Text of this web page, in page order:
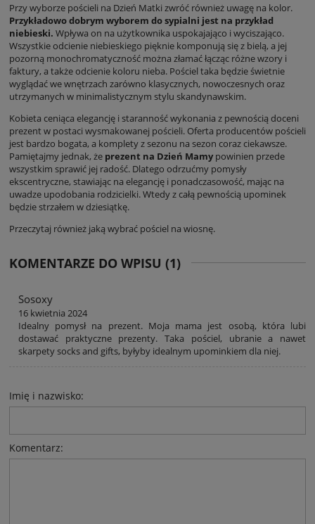
Przy wyborze pościeli na Dzień Matki zwróć również uwagę na kolor.
Przykładowo dobrym wyborem do sypialni jest na przykład
niebieski. Wpływa on na użytkownika uspokajająco i wyciszająco.
Wszystkie odcienie niebieskiego pięknie komponują się z bielą, a jej
pozorną monochromatyczność można złamać łącząc różne wzory i
faktury, a także odcienie koloru nieba. Pościel taka będzie świetnie
wyglądać we wnętrzach zarówno klasycznych, nowoczesnych oraz
utrzymanych w minimalistycznym stylu skandynawskim.
Kobieta ceniąca elegancję i staranność wykonania z pewnością doceni
prezent w postaci wysmakowanej pościeli. Oferta producentów pościeli
jest bardzo bogata, a komplety z sezonu na sezon coraz ciekawsze.
Pamiętajmy jednak, że prezent na Dzień Mamy powinien przede
wszystkim sprawić jej radość. Dlatego odrzućmy pomysły
ekscentryczne, stawiając na elegancję i ponadczasowość, mając na
uwadze upodobania rodzicielki. Wtedy z całą pewnością upominek
będzie strzałem w dziesiątkę.
Przeczytaj również jaką wybrać pościel na wiosnę.
KOMENTARZE DO WPISU (1)
Sosoxy
16 kwietnia 2024
Idealny pomysł na prezent. Moja mama jest osobą, która lubi
dostawać praktyczne prezenty. Taka pościel, ubranie a nawet
skarpety socks and gifts, byłyby idealnym upominkiem dla niej.
Imię i nazwisko:
Komentarz: